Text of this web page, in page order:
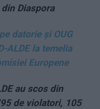
Diaspora
datorie şi OUG
ALDE la temelia
Europene
au scos din
de violatori, 105